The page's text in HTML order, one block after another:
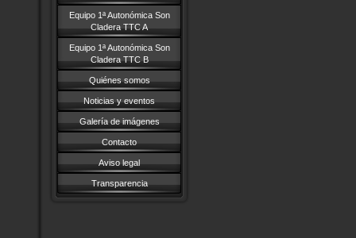
Equipo 1ª Autonómica Son
Cladera TTC A
Equipo 1ª Autonómica Son
Cladera TTC B
Quiénes somos
Noticias y eventos
Galería de imágenes
Contacto
Aviso legal
Transparencia